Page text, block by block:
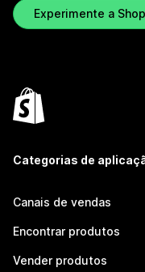
Experimente a
Categorias de
Canais de vendas
Encontrar produtos
Vender produtos